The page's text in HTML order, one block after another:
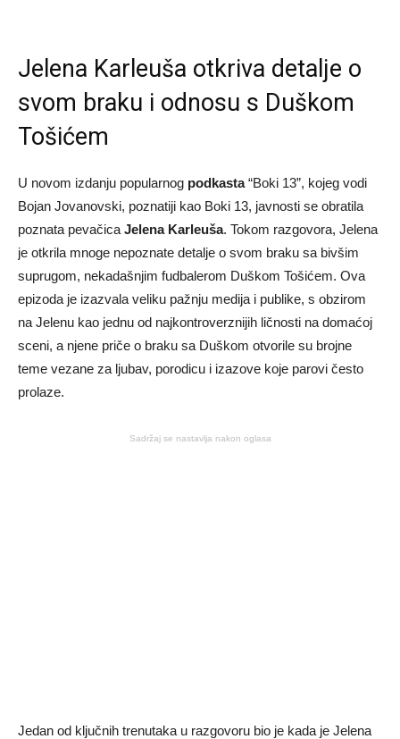
Jelena Karleuša otkriva detalje o
svom braku i odnosu s Duškom
Tošićem
U novom izdanju popularnog podkasta“Boki 13”, kojeg vodi
Bojan Jovanovski, poznatiji kao Boki 13, javnosti se obratila
poznata pevačica Jelena Karleuša. Tokom razgovora, Jelena
je otkrila mnoge nepoznate detalje o svom braku sa bivšim
suprugom, nekadašnjim fudbalerom Duškom Tošićem. Ova
epizoda je izazvala veliku pažnju medija i publike, s obzirom
na Jelenu kao jednu od najkontroverznijih ličnosti na domaćoj
sceni, a njene priče o braku sa Duškom otvorile su brojne
teme vezane za ljubav, porodicu i izazove koje parovi često
prolaze.
Sadržaj se nastavlja nakon oglasa
Jedan od ključnih trenutaka u razgovoru bio je kada je Jelena